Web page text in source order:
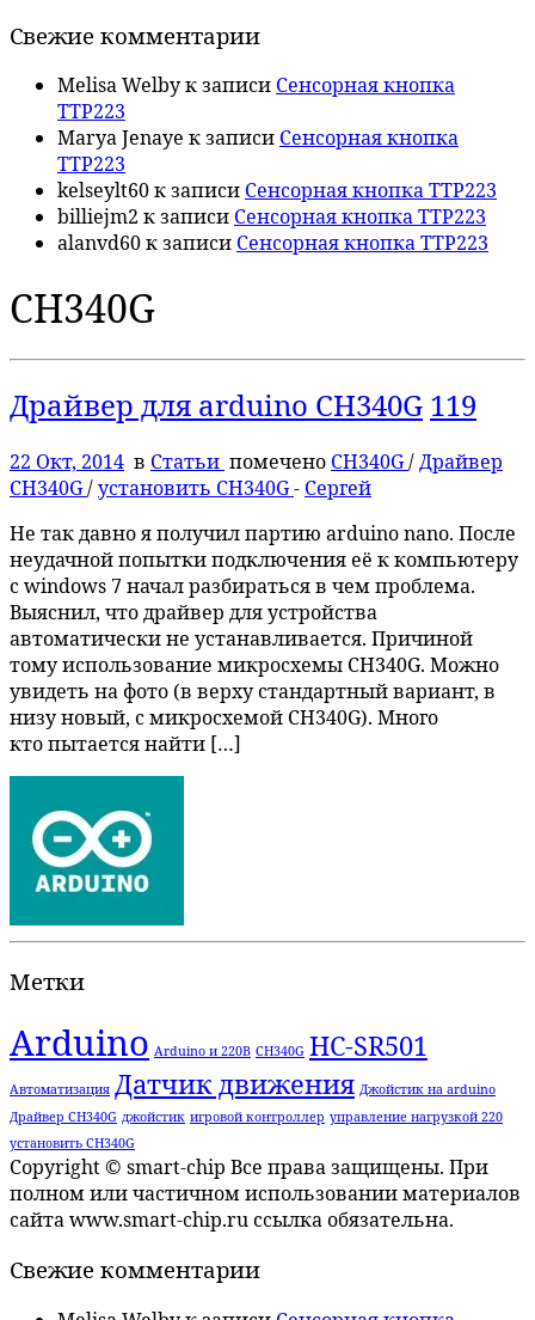
Свежие комментарии
Melisa Welbyк записи Сенсорная кнопка
TTP223
Marya Jenaye к записи Сенсорная кнопка
TTP223
kelseylt60к записи Сенсорная кнопка TTP223
billiejm2 к записи Сенсорная кнопка TTP223
alanvd60к записи Сенсорная кнопка TTP223
CH340G
Драйвер для arduino CH340G 119
22 Окт, 2014 в Статьи помечено CH340G/Драйвер
CH340G/установить CH340G- Сергей
Не так давно я получил партию arduino nano. После
неудачной попытки подключения её к компьютеру
с windows 7 начал разбираться в чем проблема.
Выяснил, что драйвер для устройства
автоматически не устанавливается. Причиной
тому использование микросхемы CH340G. Можно
увидеть на фото (в верху стандартный вариант, в
низу новый, с микросхемой CH340G). Много
кто пытается найти […]
Метки
Arduino Arduino и 220В CH340G HC-SR501
Автоматизация Датчик движения Джойстик на arduino
Драйвер CH340G джойстик игровой контроллер управление нагрузкой 220
установить CH340G
Copyright © smart-chip Все права защищены. При
полном или частичном использовании материалов
сайта www.smart-chip.ru ссылка обязательна.
Свежие комментарии